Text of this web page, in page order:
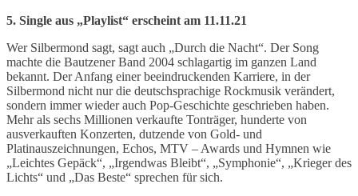
5. Single aus „Playlist“ erscheint am 11.11.21
Wer Silbermond sagt, sagt auch „Durch die Nacht“. Der Song
machte die Bautzener Band 2004 schlagartig im ganzen Land
bekannt. Der Anfang einer beeindruckenden Karriere, in der
Silbermond nicht nur die deutschsprachige Rockmusik verändert,
sondern immer wieder auch Pop-Geschichte geschrieben haben.
Mehr als sechs Millionen verkaufte Tonträger, hunderte von
ausverkauften Konzerten, dutzende von Gold- und
Platinauszeichnungen, Echos, MTV – Awards und Hymnen wie
„Leichtes Gepäck“, „Irgendwas Bleibt“, „Symphonie“, „Krieger des
Lichts“ und „Das Beste“ sprechen für sich.